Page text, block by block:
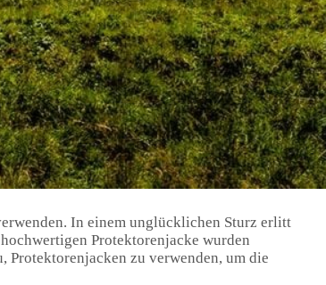
für Kinder nicht genug betonen. Diese
für junge Radfahrer und
teile ich meine Gedanken und Erfahrungen
unterschiedliche Schutzbereiche abdecken
Schulter- und Ellbogenschützern bis hin zu
und sogar den Unterleib bieten. Bei der Auswahl
zu treffen und ein Produkt zu wählen, das den
In einem unglücklichen Sturz erlitt
Protektorenjacke wurden
Protektorenjacken zu verwenden, um die